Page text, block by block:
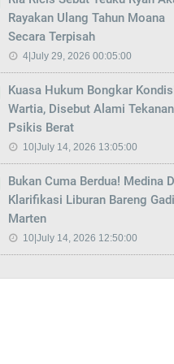
Rayakan Ulang Tahun Moana
Secara Terpisah
4|July 29, 2026 00:05:00
Kuasa Hukum Bongkar
Wartia, Disebut Alami Tekanan
Psikis Berat
10|July 14, 2026 13:05:00
Bukan Cuma Berdua! Medina
Klarifikasi Liburan Bareng
Marten
10|July 14, 2026 12:50:00